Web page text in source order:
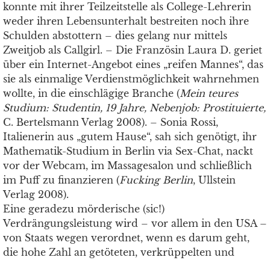
konnte mit ihrer Teilzeitstelle als College-Lehrerin
weder ihren Lebensunterhalt bestreiten noch ihre
Schulden abstottern – dies gelang nur mittels
Zweitjob als Callgirl. – Die Französin Laura D. geriet
über ein Internet-Angebot eines „reifen Mannes“, das
sie als einmalige Verdienstmöglichkeit wahrnehmen
wollte, in die einschlägige Branche (Mein teures
Studium: Studentin, 19 Jahre, Nebenjob: Prostituierte,
C. Bertelsmann Verlag 2008). – Sonia Rossi,
Italienerin aus „gutem Hause“, sah sich genötigt, ihr
Mathematik-Studium in Berlin via Sex-Chat, nackt
vor der Webcam, im Massagesalon und schließlich
im Puff zu finanzieren (Fucking Berlin, Ullstein
Verlag 2008).
Eine geradezu mörderische (sic!)
Verdrängungsleistung wird – vor allem in den USA –
von Staats wegen verordnet, wenn es darum geht,
die hohe Zahl an getöteten, verkrüppelten und